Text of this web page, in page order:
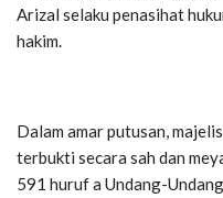
Arizal selaku penasihat
hakim.
Dalam amar putusan,
terbukti secara sah dan
591 huruf a Undang-